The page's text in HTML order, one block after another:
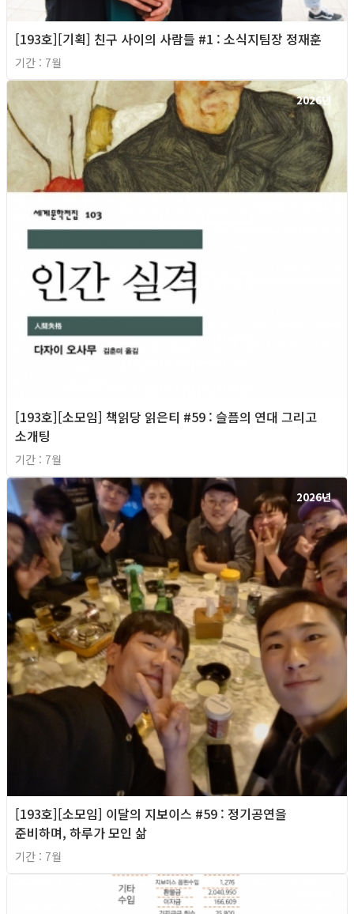
[193호][기획] 친구 사이의 사람들 #1 : 소식지팀장 정재훈
기간 : 7월
2026년
[193호][소모임] 책읽당 읽은티 #59 : 슬픔의 연대 그리고
소개팅
기간 : 7월
2026년
[193호][소모임] 이달의 지보이스 #59 : 정기공연을
준비하며, 하루가 모인 삶
기간 : 7월